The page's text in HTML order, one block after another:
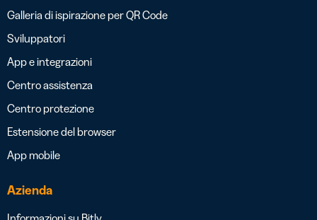
Galleria di ispirazione per QR Code
Sviluppatori
App e integrazioni
Centro assistenza
Centro protezione
Estensione del browser
App mobile
Azienda